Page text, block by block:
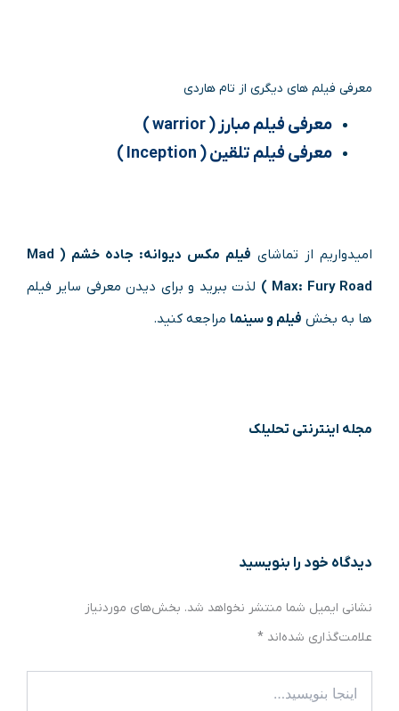
معرفی فیلم های دیگری از تام هاردی
معرفی فیلم مبارز ( warrior )
معرفی فیلم تلقین ( Inception )
امیدواریم از تماشای فیلم مکس دیوانه: جاده خشم ( Mad
Max: Fury Road
) لذت ببرید و برای دیدن معرفی سایر فیلم
ها به بخش فیلم و سینما مراجعه کنید.
مجله اینترنتی تحلیلک
دیدگاه‌ خود را بنویسید
نشانی ایمیل شما منتشر نخواهد شد. بخش‌های موردنیاز
علامت‌گذاری شده‌اند *
بنویسید…